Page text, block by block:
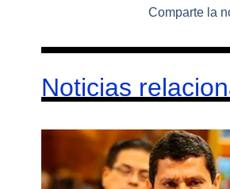
Comparte la
Noticias